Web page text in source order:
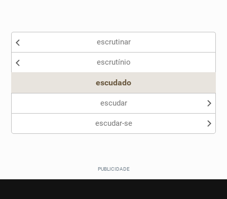
Sinônimos
Nenhum dos sinônimos apresentados me ajudou
escrutinar
escrutínio
escudado
escudar
escudar-se